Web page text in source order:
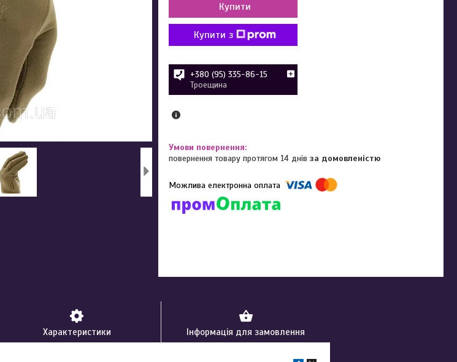
Купити
Купити з
+380 (95) 335-86-15
Троещина
повернення товару протягом 14 днівза домовленістю
Характеристики Інформація для замовлення